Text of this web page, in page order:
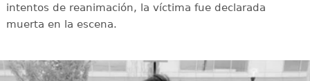
intentos de reanimación, la víctima fue declarada
muerta en la escena.